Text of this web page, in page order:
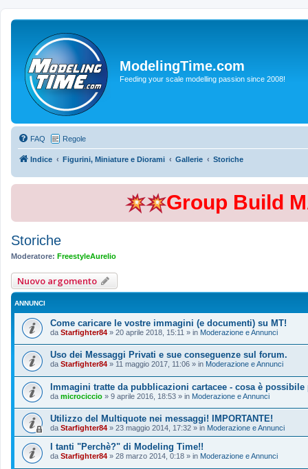
ModelingTime.com
Feeding your scale modelling passion since 2008!
FAQ Regole
Indice Figurini, Miniature e Diorami Gallerie Storiche
Group Build
Storiche
Moderatore: FreestyleAurelio
Nuovo argomento
ANNUNCI
Come caricare le vostre immagini (e documenti) su MT!
da Starfighter84 » 20 aprile 2018, 15:11 » in Moderazione e Annunci
Uso dei Messaggi Privati e sue conseguenze sul forum.
da Starfighter84 » 11 maggio 2017, 11:06 » in Moderazione e Annunci
Immagini tratte da pubblicazioni cartacee - cosa è possibile
da microciccio » 9 aprile 2016, 18:53 » in Moderazione e Annunci
Utilizzo del Multiquote nei messaggi! IMPORTANTE!
da Starfighter84 » 23 maggio 2014, 17:32 » in Moderazione e Annunci
I tanti "Perchè?" di Modeling Time!!
da Starfighter84 » 28 marzo 2014, 0:18 » in Moderazione e Annunci